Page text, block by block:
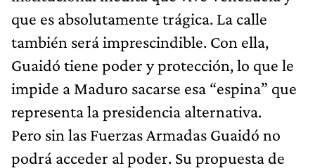
que es absolutamente trágica. La calle
también será imprescindible. Con ella,
Guaidó tiene poder y protección, lo que le
impide a Maduro sacarse esa “espina” que
representa la presidencia alternativa.
Pero sin las Fuerzas Armadas Guaidó no
podrá acceder al poder. Su propuesta de